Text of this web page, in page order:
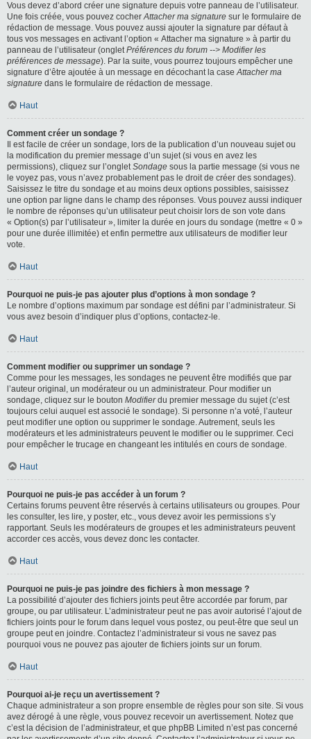
Vous devez d’abord créer une signature depuis votre panneau de l’utilisateur.
Une fois créée, vous pouvez cocherAttacher ma signature sur le formulaire de
rédaction de message. Vous pouvez aussi ajouter la signature par défaut à
tous vos messages en activant l’option « Attacher ma signature » à partir du
panneau de l’utilisateur (ongletPréférences du forum --> Modifier les
préférences de message). Par la suite, vous pourrez toujours empêcher une
signature d’être ajoutée à un message en décochant la caseAttacher ma
signature dans le formulaire de rédaction de message.
Haut
Comment créer un sondage ?
Il est facile de créer un sondage, lors de la publication d’un nouveau sujet ou
la modification du premier message d’un sujet (si vous en avez les
permissions), cliquez sur l’ongletSondage sous la partie message (si vous ne
le voyez pas, vous n’avez probablement pas le droit de créer des sondages).
Saisissez le titre du sondage et au moins deux options possibles, saisissez
une option par ligne dans le champ des réponses. Vous pouvez aussi indiquer
le nombre de réponses qu’un utilisateur peut choisir lors de son vote dans
« Option(s) par l’utilisateur », limiter la durée en jours du sondage (mettre « 0 »
pour une durée illimitée) et enfin permettre aux utilisateurs de modifier leur
vote.
Haut
Pourquoi ne puis-je pas ajouter plus d’options à mon sondage ?
Le nombre d’options maximum par sondage est défini par l’administrateur. Si
vous avez besoin d’indiquer plus d’options, contactez-le.
Haut
Comment modifier ou supprimer un sondage ?
Comme pour les messages, les sondages ne peuvent être modifiés que par
l’auteur original, un modérateur ou un administrateur. Pour modifier un
sondage, cliquez sur le bouton Modifierdu premier message du sujet (c’est
toujours celui auquel est associé le sondage). Si personne n’a voté, l’auteur
peut modifier une option ou supprimer le sondage. Autrement, seuls les
modérateurs et les administrateurs peuvent le modifier ou le supprimer. Ceci
pour empêcher le trucage en changeant les intitulés en cours de sondage.
Haut
Pourquoi ne puis-je pas accéder à un forum ?
Certains forums peuvent être réservés à certains utilisateurs ou groupes. Pour
les consulter, les lire, y poster, etc., vous devez avoir les permissions s’y
rapportant. Seuls les modérateurs de groupes et les administrateurs peuvent
accorder ces accès, vous devez donc les contacter.
Haut
Pourquoi ne puis-je pas joindre des fichiers à mon message ?
La possibilité d’ajouter des fichiers joints peut être accordée par forum, par
groupe, ou par utilisateur. L’administrateur peut ne pas avoir autorisé l’ajout de
fichiers joints pour le forum dans lequel vous postez, ou peut-être que seul un
groupe peut en joindre. Contactez l’administrateur si vous ne savez pas
pourquoi vous ne pouvez pas ajouter de fichiers joints sur un forum.
Haut
Pourquoi ai-je reçu un avertissement ?
Chaque administrateur a son propre ensemble de règles pour son site. Si vous
avez dérogé à une règle, vous pouvez recevoir un avertissement. Notez que
c’est la décision de l’administrateur, et que phpBB Limited n’est pas concerné